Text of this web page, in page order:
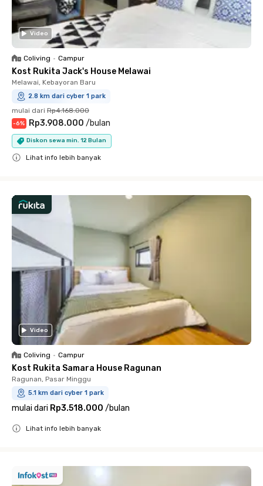
Video
Coliving • Campur
Kost Rukita Jack's House Melawai
Melawai, Kebayoran Baru
2.8 km dari cyber 1 park
mulai dari Rp4.168.000
-6% Rp3.908.000 /bulan
Diskon sewa min. 12 Bulan
Lihat info lebih banyak
Video
Coliving • Campur
Kost Rukita Samara House Ragunan
Ragunan, Pasar Minggu
5.1 km dari cyber 1 park
mulai dari Rp3.518.000 /bulan
Lihat info lebih banyak